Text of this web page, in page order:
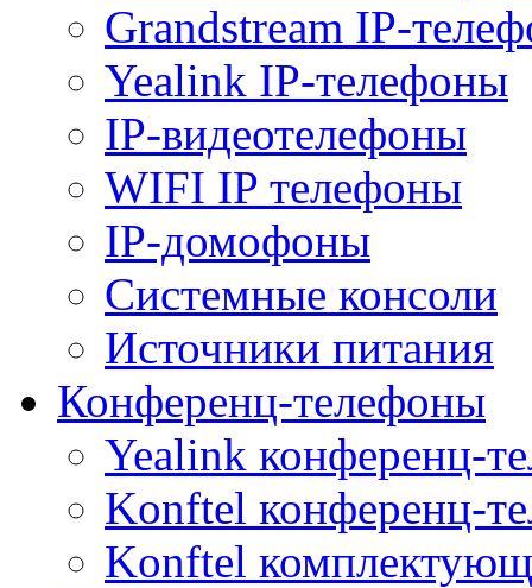
Grandstream IP-
Yealink IP-телефоны
IP-видеотелефоны
WIFI IP телефоны
IP-домофоны
Системные консоли
Источники питания
Конференц-телефоны
Yealink конференц-
Konftel конференц-
Konftel